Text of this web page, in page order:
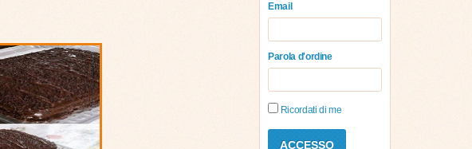
Email
Parola d'ordine
Ricordati di me